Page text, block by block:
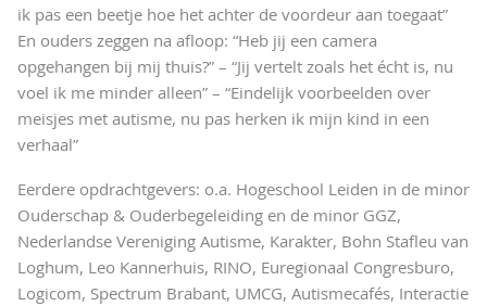
ik pas een beetje hoe het achter de voordeur aan toegaat”
En ouders zeggen na afloop: “Heb jij een camera
opgehangen bij mij thuis?” – “Jij vertelt zoals het écht is, nu
voel ik me minder alleen” – “Eindelijk voorbeelden over
meisjes met autisme, nu pas herken ik mijn kind in een
verhaal”
Eerdere opdrachtgevers: o.a. Hogeschool Leiden in de minor
Ouderschap & Ouderbegeleiding en de minor GGZ,
Nederlandse Vereniging Autisme, Karakter, Bohn Stafleu van
Loghum, Leo Kannerhuis, RINO, Euregionaal Congresburo,
Logicom, Spectrum Brabant, UMCG, Autismecafés, Interactie